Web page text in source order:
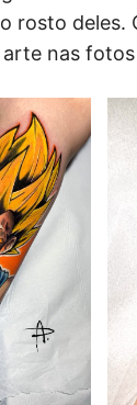
rosto deles.
arte nas